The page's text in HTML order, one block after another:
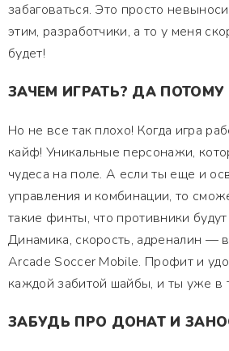
забаговаться. Это просто
этим, разработчики, а то у меня
будет!
ЗАЧЕМ ИГРАТЬ? ДА
Но не все так плохо! Когда игра
кайф! Уникальные персонажи,
чудеса на поле. А если ты еще и
управления и комбинации, то
такие финты, что противники
Динамика, скорость, адреналин —
Arcade Soccer Mobile. Профит и
каждой забитой шайбы, и ты уже в
ЗАБУДЬ ПРО ДОНАТ И